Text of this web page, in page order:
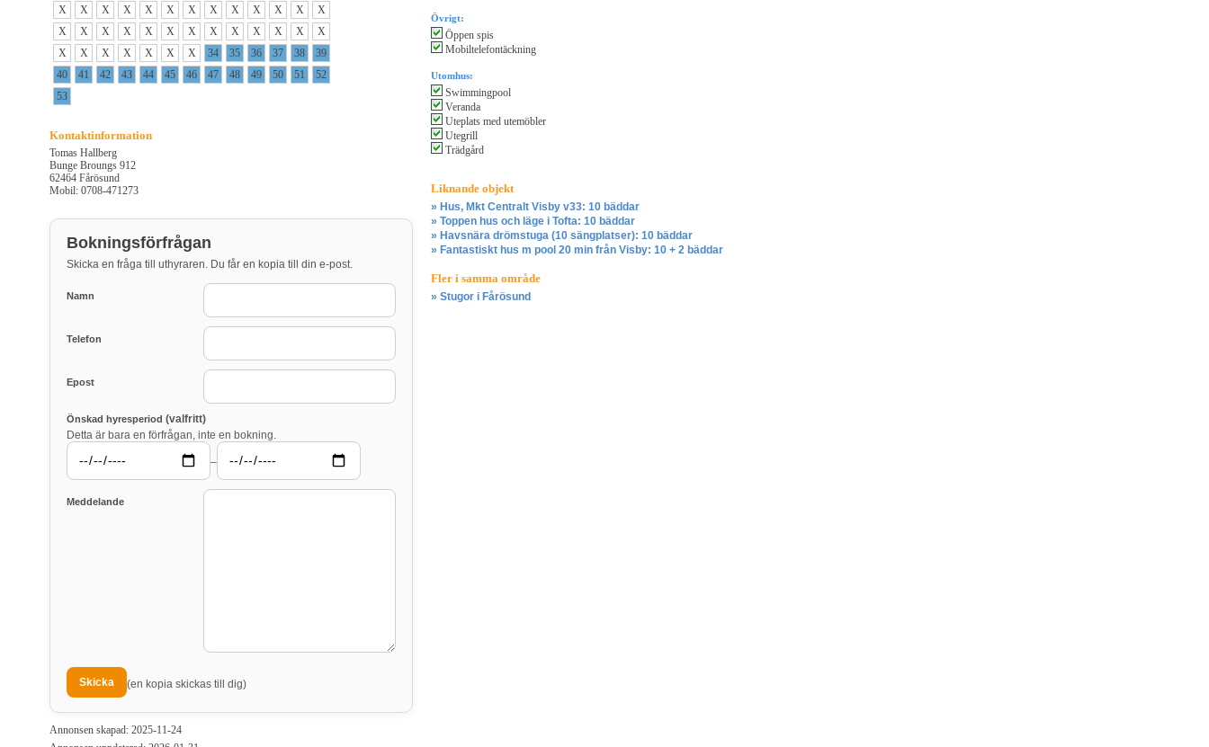
X
X X X X X X X X X X X
X
X
X X X X X X X X X X X
X
X
X X X X X X 34 35 36 37 38
39
40
41 42 43 44 45 46 47 48 49 50 51
52
53
Kontaktinformation
Tomas Hallberg
Bunge Broungs 912
62464 Fårösund
Mobil: 0708-471273
Bokningsförfrågan
Skicka en fråga till uthyraren. Du får en kopia till din e-post.
Namn
Telefon
Epost
Önskad hyresperiod (valfritt)
Detta är bara en förfrågan, inte en bokning.
–
Meddelande
(en kopia skickas till dig)
Övrigt:
Öppen spis
Mobiltelefontäckning
Utomhus:
Swimmingpool
Veranda
Uteplats med utemöbler
Utegrill
Trädgård
Liknande objekt
» Hus, Mkt Centralt Visby v33: 10 bäddar
» Toppen hus och läge i Tofta: 10 bäddar
» Havsnära drömstuga (10 sängplatser): 10 bäddar
» Fantastiskt hus m pool 20 min från Visby: 10 + 2 bäddar
Fler i samma område
» Stugor i Fårösund
Annonsen skapad: 2025-11-24